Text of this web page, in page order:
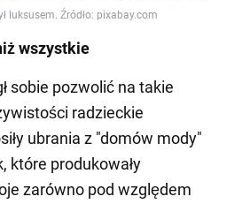
wszystkie
sobie pozwolić na takie
radzieckie
ubrania z "domów mody"
które produkowały
zarówno pod względem